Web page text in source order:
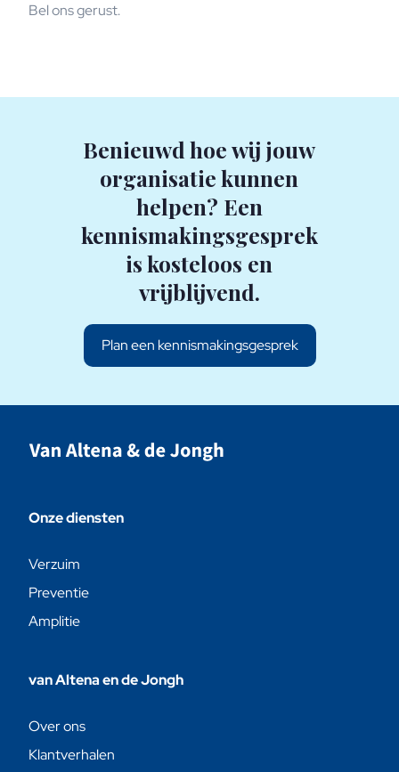
Bel ons gerust.
Benieuwd hoe wij jouw
organisatie kunnen
helpen? Een
kennismakingsgesprek
is kosteloos en
vrijblijvend.
Plan een kennismakingsgesprek
Onze diensten
Verzuim
Preventie
Amplitie
van Altena en de Jongh
Over ons
Klantverhalen